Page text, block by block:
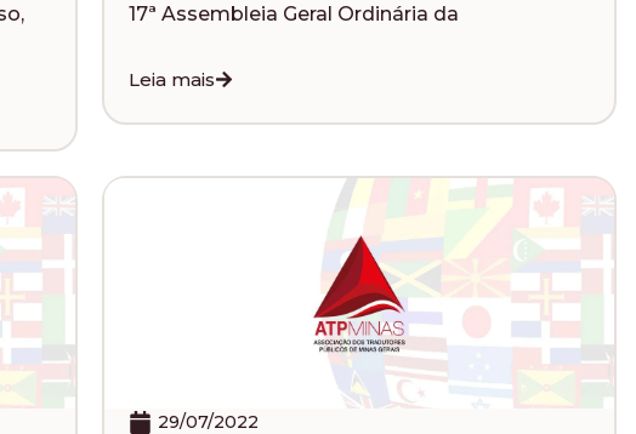
17ª Assembleia Geral Ordinária da
Leia mais
29/07/2022